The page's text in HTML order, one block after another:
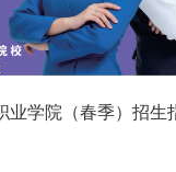
业学院（春季）招生